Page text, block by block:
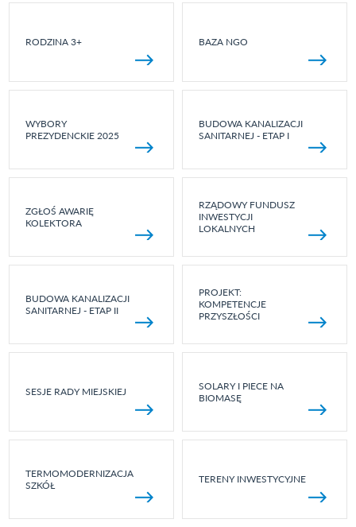
RODZINA 3+ BAZA NGO
WYBORY
PREZYDENCKIE 2025
BUDOWA KANALIZACJI
SANITARNEJ - ETAP I
ZGŁOŚ AWARIĘ
KOLEKTORA
RZĄDOWY FUNDUSZ
INWESTYCJI
LOKALNYCH
BUDOWA KANALIZACJI
SANITARNEJ - ETAP II
PROJEKT:
KOMPETENCJE
PRZYSZŁOŚCI
SESJE RADY MIEJSKIEJ
SOLARY I PIECE NA
BIOMASĘ
TERMOMODERNIZACJA
SZKÓŁ
TERENY INWESTYCYJNE